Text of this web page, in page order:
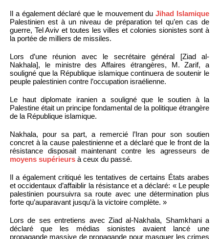
Il a également déclaré que le mouvement duJihad Islamique
Palestinien est à un niveau de préparation tel qu’en cas de
guerre, Tel Aviv et toutes les villes et colonies sionistes sont à
la portée de milliers de missiles.
Lors d’une réunion avec le secrétaire général [Ziad al-
Nakhala], le ministre des Affaires étrangères, M. Zarif, a
souligné que la République islamique continuera de soutenir le
peuple palestinien contre l’occupation israélienne.
Le haut diplomate iranien a souligné que le soutien à la
Palestine était un principe fondamental de la politique étrangère
de la République islamique.
Nakhala, pour sa part, a remercié l’Iran pour son soutien
concret à la cause palestinienne et a déclaré que le front de la
résistance disposait maintenant contre les agresseurs de
moyens supérieurs à ceux du passé.
Il a également critiqué les tentatives de certains États arabes
et occidentaux d’affaiblir la résistance et a déclaré: « Le peuple
palestinien poursuivra sa route avec une détermination plus
forte qu’auparavant jusqu’à la victoire complète. »
Lors de ses entretiens avec Ziad al-Nakhala, Shamkhani a
déclaré que les médias sionistes avaient lancé une
propagande massive de propagande pour masquer les crimes